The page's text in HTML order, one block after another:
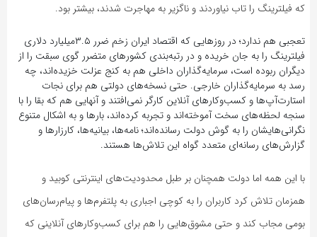
که فیلترینگ را تاب نیاوردند و ناگزیر به مهاجرت شدند، بیشتر بود.
تعجبی هم ندارد؛ در روزهایی که اقتصاد ایران زخم ضرر ۳.۵میلیارد دلاری
فیلترینگ را به جان خریده و در رتبه‌بندی‌ کشورهای متضرر گوی سبقت را از
دیگران ربوده است، سرمایه‌گذاران داخلی هم به کنج عزلت خزیده‌اند، چه
رسد به سرمایه‌گذاران خارجی. حتی نسخه‌های دولتی هم برای نجات
استارت‌آپ‌ها و کسب‌وکارهای آنلاین کارگر نمی‌افتند و آنهایی هم که بقا را با
سنجه لحظه‌های سخت آموخته‌اند و تجربه کرده‌اند، بارها و به اشکال متنوع
نگرانی‌هایشان را به گوش دولت رسانده‌اند؛ نامه‌ها، بیانیه‌ها، کارزارها و
گزارش‌های رسانه‌ای متعدد گواه این تلاش‌ها هستند.
با این همه اما دولت همچنان بر طبل محدودیت‌های اینترنتی کوبید و
همزمان تلاش کرد کاربران را به کوچی اجباری به پلتفرم‌ها و پیام‌رسان‌های
بومی مجاب کند و حتی مشوق‌هایی را هم برای کسب‌وکارهای آنلاینی که